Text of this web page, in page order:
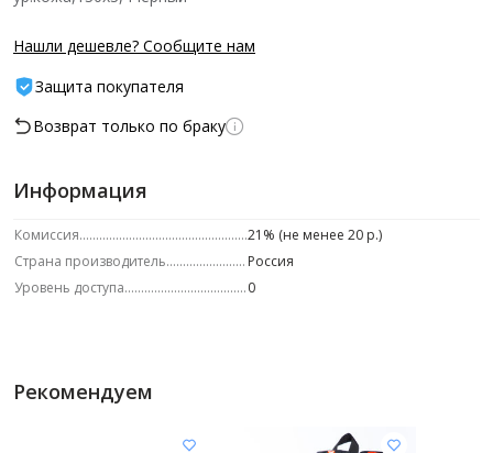
Нашли дешевле? Сообщите нам
Защита покупателя
Возврат только по браку
Информация
Комиссия
21% (не менее 20 р.)
Страна производитель
Россия
Уровень доступа
0
Рекомендуем